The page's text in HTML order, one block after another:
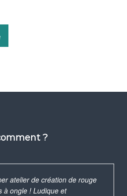
?
atelier de création de rouge
à ongle ! Ludique et